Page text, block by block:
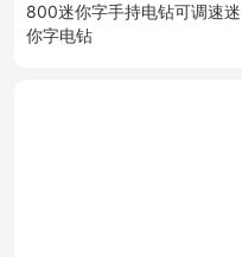
800迷你字手持电钻可调速迷
你字电钻